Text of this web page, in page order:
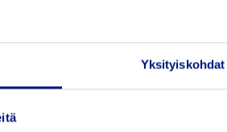
Yksityiskohdat
satamien
jotka jäävät lain
piiriin kuuluvat
eivätkä ole